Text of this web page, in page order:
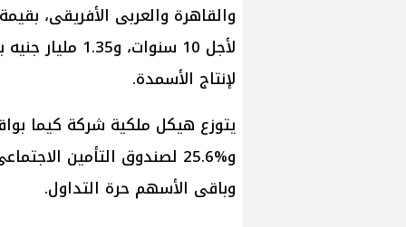
لإنتاج الأسمدة.
وباقى الأسهم حرة التداول.